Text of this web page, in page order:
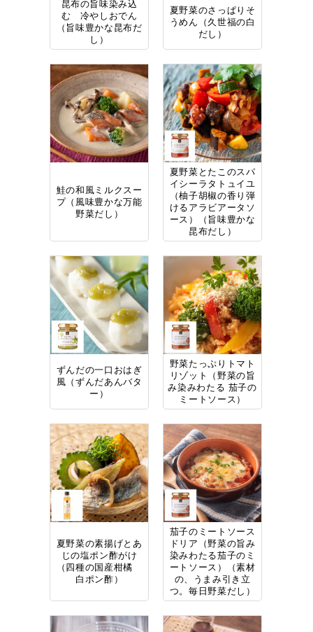
昆布の旨味染み込
む 冷やしおでん
（旨味豊かな昆布だ
し）
夏野菜のさっぱりそ
うめん（久世福の白
だし）
鮭の和風ミルクスー
プ（風味豊かな万能
野菜だし）
夏野菜とたこのスパ
イシーラタトュイユ
（柚子胡椒の香り弾
けるアラビアータソ
ース）（旨味豊かな
昆布だし）
ずんだの一口おはぎ
風（ずんだあんバタ
ー）
野菜たっぷりトマト
リゾット（野菜の旨
み染みわたる 茄子の
ミートソース）
夏野菜の素揚げとあ
じの塩ポン酢がけ
（四種の国産柑橘
白ポン酢）
茄子のミートソース
ドリア（野菜の旨み
染みわたる茄子のミ
ートソース）（素材
の、うまみ引き立
つ。毎日野菜だし）